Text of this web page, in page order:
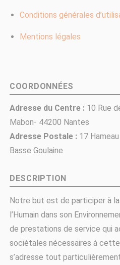
Conditions générales
Mentions légales
COORDONNÉES
Adresse du Centre : 10 Rue
Mabon- 44200 Nantes
Adresse Postale : 17
Basse Goulaine
DESCRIPTION
Notre but est de participer à
l’Humain dans son
de prestations de service qui
sociétales nécessaires à
s’adresse tout